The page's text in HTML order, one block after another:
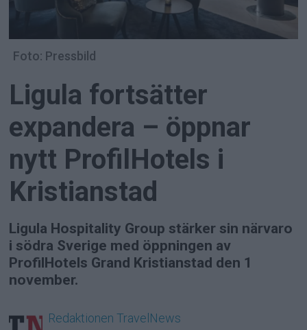
Foto: Pressbild
Ligula fortsätter
expandera – öppnar
nytt ProfilHotels i
Kristianstad
Ligula Hospitality Group stärker sin närvaro
i södra Sverige med öppningen av
ProfilHotels Grand Kristianstad den 1
november.
Redaktionen TravelNews